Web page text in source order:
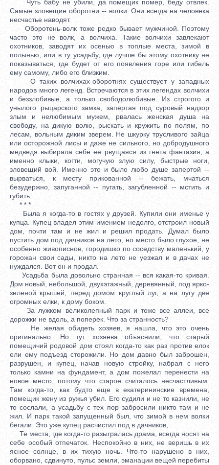
Чуть бабу не убили, да помещик помер, беду отвлек.
Самые зловещие оборотни -- волки. Они всегда на человека
несчастье наводят.
Оборотень-волк тоже редко бывает мужчиной. Поэтому
часто это не волк, а волчиха. Такие волчихи завлекают
охотников, заводят их осенью в топлые места, зимой в
полынью, или в ту усадьбу, где лучше бы этому охотнику не
показываться, где будет от его появления горе или гибель
ему самому, либо его близким.
О таких волчихах-оборотнях существует у западных
народов много легенд. Встречаются в этих легендах волчихи
и беззлобивые, а только свободолюбивые. Из строгого и
унылого рыцарского замка, запертая под суровый надзор
злым и нелюбимым мужем, рвалась женская душа на
свободу, на дикую волю, рыскать и кружить по полям, по
лесам, вольным диким зверем. Не шкурку трусливого зайца
или осторожной лисы и даже не сильного, но добродушного
медведя выбирала себе ее рвущаяся из гнета фантазия, а
именно клыки, когти, могучую злую силу, быстрые ноги,
зловещий вой. Именно это и было любо душе запертой --
вырваться, к месту прикованной -- бежать, мчаться
безудержно, запуганной -- пугать, загубленной -- мстить и
губить.
* * *
Была я когда-то в гостях у друзей. Купили они именье у
купца. Купец владел этим имением недолго, отстроил новый
дом, почти там и не жил и решил продать. Думал было
пустить дом под дачников на лето, но место было глухое, не
особенно живописное, городишко по соседству маленький, у
горожан свои сады, никто на лето не уезжал и в дачах не
нуждался. Вот он и продал.
Усадьба была довольно странная -- вся какая-то кривая.
Дом новый, небольшой, двухэтажный, деревянный, под ярко-
зеленой крышей, перед домом круглый луг, а на лугу две
огромных елки, к дому боком.
За лужком великолепный парк и тоже все аллеи, все
дорожки не вдоль, а поперек. Что за странность?
Не желая обидеть хозяев, я нашла, что это очень
оригинально. Но тут хозяева объяснили, что старый
помещичий родовой дом стоял когда-то как раз против елок
ели ему подъезд сторожили. Но дом давно был заброшен,
разрушен, и купец, начав новую стройку, набрал с него
только камни на фундамент, а дом пожелал перенести на
новое место, потому что старое считалось несчастливым.
Там когда-то, как будто еще в екатерининские времена,
помещик жену из ружья убил. Его судили и не то казнили, не
то сослали, а усадьбу с тех пор забросили никто там и не
жил. И парк такой запущенный был, что зимой в нем волки
бегали. Это уже купец расчистил под в дачников,
Те места, где когда-то разыгралась драма, всегда носят на
себе особый отпечаток. Неспокойно в них, не веришь в их
ясное солнце, в их тихую ночь. Что-то нарушено в них,
оборвано, сдвинуто, пульс земли, эманации вещей перебиты